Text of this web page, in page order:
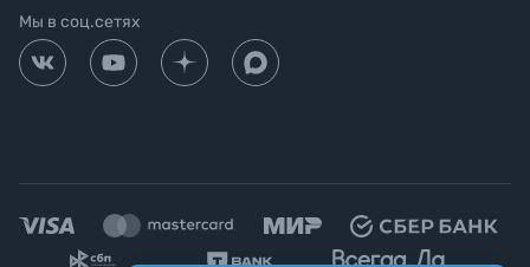
Мы в соц.сетях